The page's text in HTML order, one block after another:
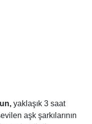
yaklaşık 3 saat
aşk şarkılarının